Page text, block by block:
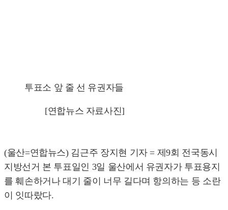
투표소 앞 줄 선 유권자들
[연합뉴스 자료사진]
(울산=연합뉴스) 김근주 장지현 기자 = 제9회 전국동시
지방선거 본 투표일인 3일 울산에서 유권자가 투표용지
를 훼손하거나 대기 줄이 너무 길다며 항의하는 등 소란
이 잇따랐다.